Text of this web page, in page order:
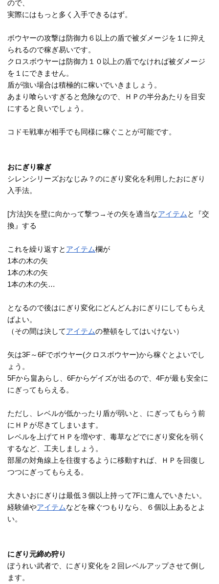
ので、
実際にはもっと多く入手できるはず。
ボウヤーの攻撃は防御力６以上の盾で被ダメージを１に抑え
られるので稼ぎ易いです。
クロスボウヤーは防御力１０以上の盾でなければ被ダメージ
を１にできません。
盾が強い場合は積極的に稼いでいきましょう。
あまり喰らいすぎると危険なので、ＨＰの半分あたりを目安
にすると良いでしょう。
コドモ戦車が相手でも同様に稼ぐことが可能です。
おにぎり稼ぎ
シレンシリーズおなじみ？のにぎり変化を利用したおにぎり
入手法。
[方法]矢を壁に向かって撃つ→その矢を適当なアイテム と『交
換』する
これを繰り返すと アイテム欄が
1本の木の矢
1本の木の矢
1本の木の矢…
となるので後はにぎり変化にどんどんおにぎりにしてもらえ
ばよい。
（その間は決してアイテムの整頓をしてはいけない）
矢は3F～6Fでボウヤー(クロスボウヤー)から稼ぐとよいでし
ょう。
5Fから畠あらし、6Fからゲイズが出るので、4Fが最も安全に
にぎってもらえる。
ただし、レベルが低かったり盾が弱いと、にぎってもらう前
にＨＰが尽きてしまいます。
レベルを上げてＨＰを増やす、毒草などでにぎり変化を弱く
するなど、工夫しましょう。
部屋の対角線上を往復するように移動すれば、ＨＰを回復し
つつにぎってもらえる。
大きいおにぎりは最低３個以上持って7Fに進んでいきたい。
経験値やアイテムなどを稼ぐつもりなら、６個以上あるとよ
い。
にぎり元締め狩り
ぼうれい武者で、にぎり変化を２回レベルアップさせて倒し
ます。